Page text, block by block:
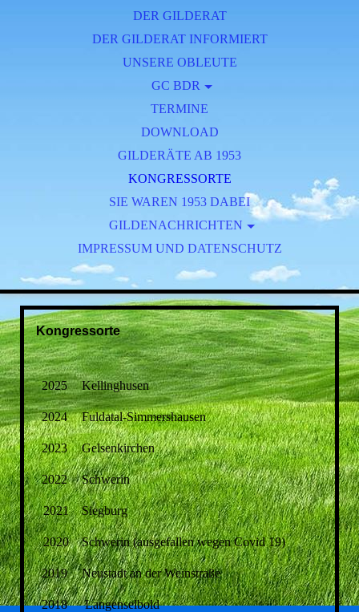
DER GILDERAT
DER GILDERAT INFORMIERT
UNSERE OBLEUTE
GC BDR
BRT 2025
TERMINE
DOWNLOAD
GILDERÄTE AB 1953
KONGRESSORTE
SIE WAREN 1953 DABEI
GILDENACHRICHTEN
FESTSCHRIFT 125 JAHRE BEG
AKTUELL
JAHRGANG 1957 - 1961
JAHRGANG 1961 - 1965
JAHRGANG 1966 - 1970
JAHRGANG 1971 - 1974
IMPRESSUM UND DATENSCHUTZ
Kongressorte
2025 Kellinghusen
2024 Fuldatal-Simmershausen
2023 Gelsenkirchen
2022 Schwerin
2021 Siegburg
2020 Schwerin (ausgefallen wegen Covid 19)
2019 Neustadt an der Weinstraße
2018 Langenselbold